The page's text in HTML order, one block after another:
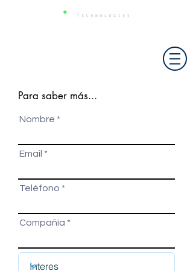
Para saber más...
Nombre
Email
Teléfono
Compañía